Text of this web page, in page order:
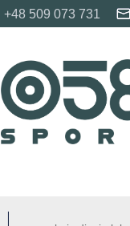
+48 509 073 731